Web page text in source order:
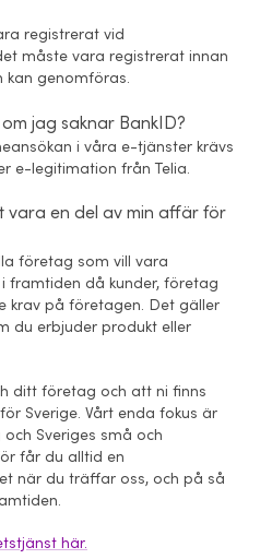
registrerat vid
måste vara registrerat innan
kan genomföras.
jag saknar BankID?
i våra e-tjänster krävs
e-legitimation från Telia.
vara en del av min affär för
företag som vill vara
framtiden då kunder, företag
krav på företagen. Det gäller
du erbjuder produkt eller
ditt företag och att ni finns
Sverige. Vårt enda fokus är
Sveriges små och
får du alltid en
när du träffar oss, och på så
här.